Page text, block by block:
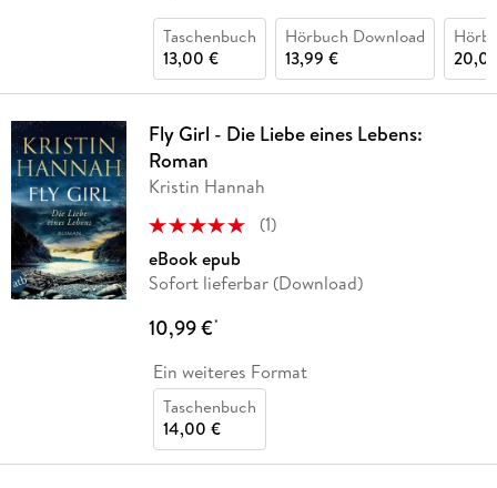
Taschenbuch
13,00 €
Hörbuch Download
13,99 €
Fly Girl - Die Liebe eines Lebens:
Roman
Kristin Hannah
(1)
eBook epub
Sofort lieferbar (Download)
10,99 €*
Ein weiteres Format
Taschenbuch
14,00 €